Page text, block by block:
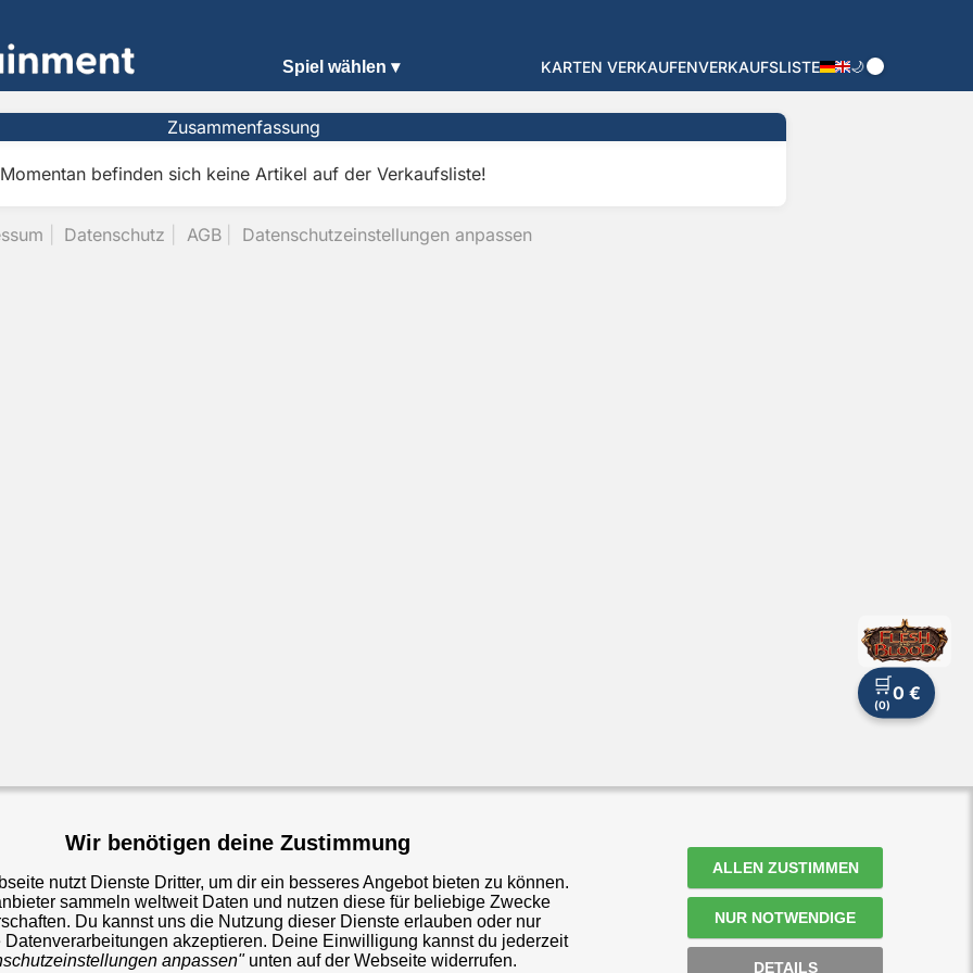
Spiel wählen ▾ KARTEN VERKAUFENVERKAUFSLISTE 🌙
Zusammenfassung
Momentan befinden sich keine Artikel auf der Verkaufsliste!
Datenschutz AGB Datenschutzeinstellungen anpassen
🛒
(0)
0 €
Wir benötigen deine Zustimmung
nutzt Dienste Dritter, um dir ein besseres Angebot bieten zu können.
sammeln weltweit Daten und nutzen diese für beliebige Zwecke
Du kannst uns die Nutzung dieser Dienste erlauben oder nur
Datenverarbeitungen akzeptieren. Deine Einwilligung kannst du jederzeit
anpassen"unten auf der Webseite widerrufen.
ALLEN ZUSTIMMEN
NUR NOTWENDIGE
DETAILS